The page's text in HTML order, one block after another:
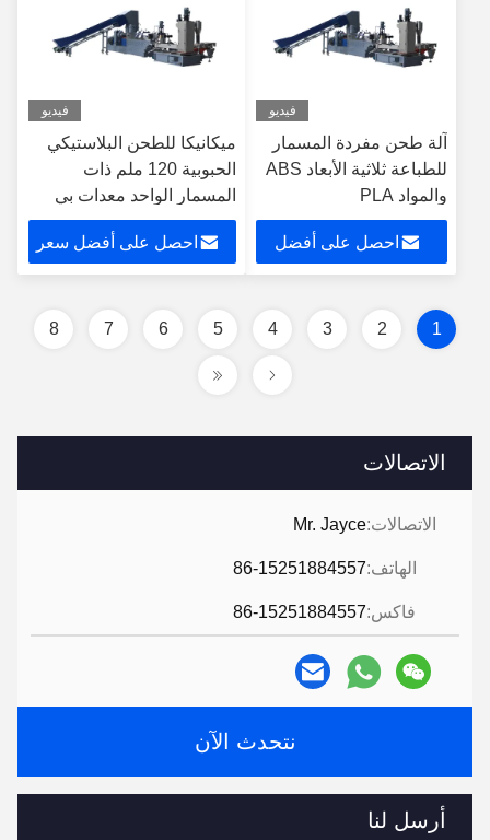
الاتصالات
الاتصالات:Mr. Jayce
الهاتف:86-15251884557
فاكس:86-15251884557
نتحدث الآن
أرسل لنا
فيديو
آلة طحن مفردة المسمار
للطباعة ثلاثية الأبعاد ABS
والمواد PLA
احصل على أفضل
فيديو
ميكانيكا للطحن البلاستيكي
الحبوبية 120 ملم ذات
المسمار الواحد معدات بي
في سي، آلة طحن الخيوط
البلاستيكيةاحصل على أفضل سعر
1
2
3
4
5
6
7
8